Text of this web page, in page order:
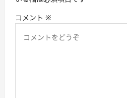
コメント ※